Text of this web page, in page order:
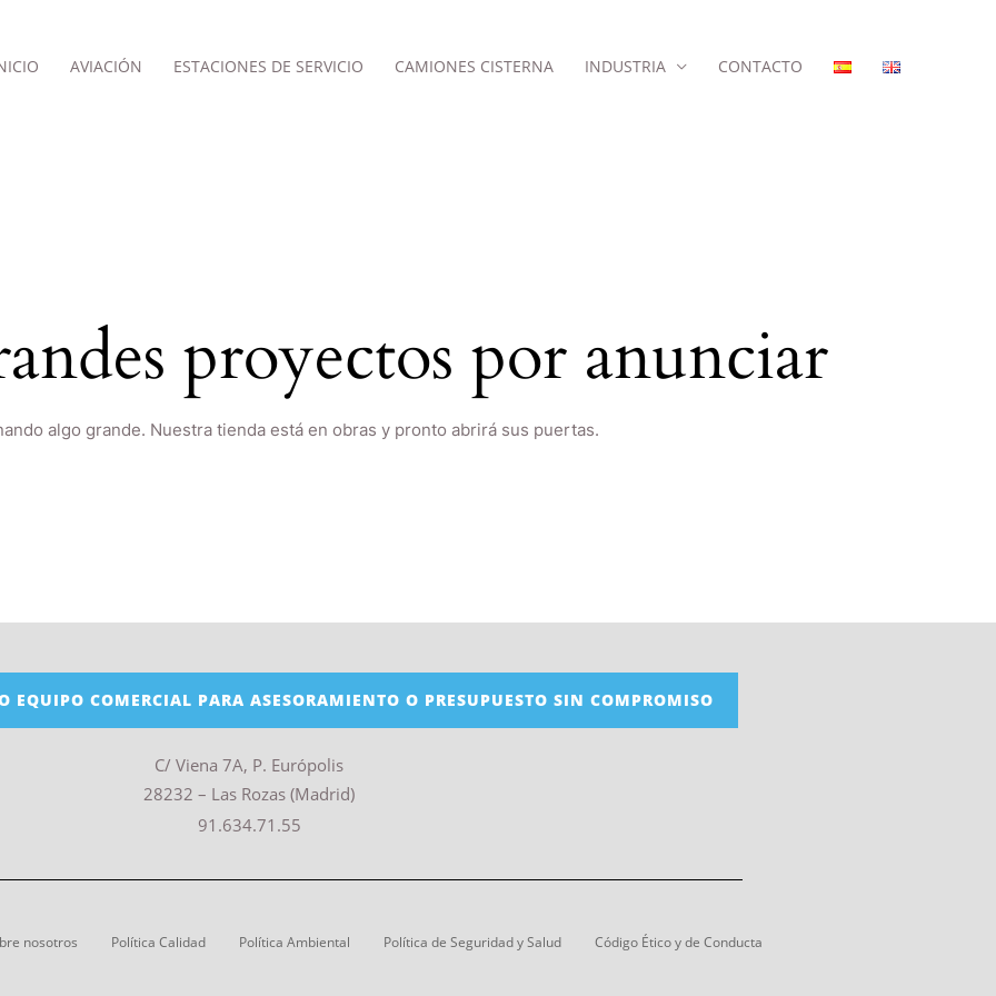
AVIACIÓN ESTACIONES DE SERVICIO CAMIONES CISTERNA INDUSTRIA CONTACTO
proyectos por anunciar
algo grande. Nuestra tienda está en obras y pronto abrirá sus puertas.
EQUIPO COMERCIAL PARA ASESORAMIENTO O PRESUPUESTO SIN COMPROMISO
C/ Viena 7A, P. Európolis
28232 – Las Rozas (Madrid)
91.634.71.55
nosotros Política Calidad Política Ambiental Política de Seguridad y Salud Código Ético y de Conducta